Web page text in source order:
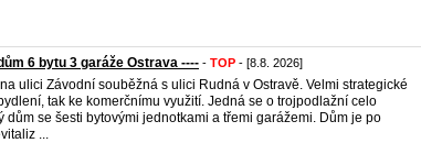
6 bytu 3 garáže Ostrava ---- - TOP - [8.8. 2026]
ulici Závodní souběžná s ulici Rudná v Ostravě. Velmi strategické
tak ke komerčnímu využití. Jedná se o trojpodlažní celo
dům se šesti bytovými jednotkami a třemi garážemi. Dům je po
...